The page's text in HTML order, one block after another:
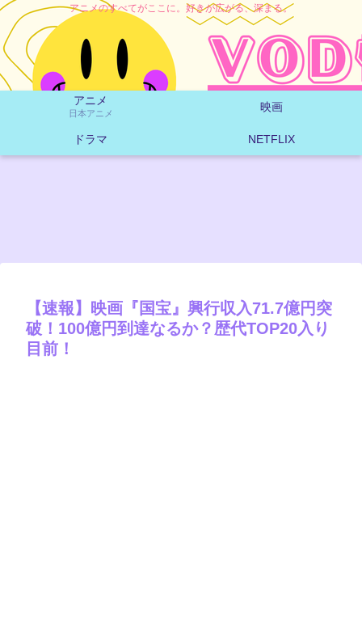
アニメのすべてがここに。好きが広がる、深まる。
アニメ
日本アニメ 映画
ドラマ NETFLIX
【速報】映画『国宝』興行収入71.7億円突
破！100億円到達なるか？歴代TOP20入り
目前！